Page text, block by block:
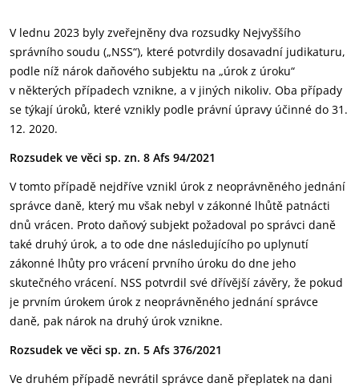
V lednu 2023 byly zveřejněny dva rozsudky Nejvyššího
správního soudu („NSS“), které potvrdily dosavadní judikaturu,
podle níž nárok daňového subjektu na „úrok z úroku“
v některých případech vznikne, a v jiných nikoliv. Oba případy
se týkají úroků, které vznikly podle právní úpravy účinné do 31.
12. 2020.
Rozsudek ve věci sp. zn. 8 Afs 94/2021
V tomto případě nejdříve vznikl úrok z neoprávněného jednání
správce daně, který mu však nebyl v zákonné lhůtě patnácti
dnů vrácen. Proto daňový subjekt požadoval po správci daně
také druhý úrok, a to ode dne následujícího po uplynutí
zákonné lhůty pro vrácení prvního úroku do dne jeho
skutečného vrácení. NSS potvrdil své dřívější závěry, že pokud
je prvním úrokem úrok z neoprávněného jednání správce
daně, pak nárok na druhý úrok vznikne.
Rozsudek ve věci sp. zn. 5 Afs 376/2021
Ve druhém případě nevrátil správce daně přeplatek na dani